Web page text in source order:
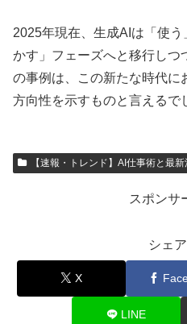
2025年現在、生成AIは「使
かす」フェーズへと移行しつ
の事例は、この新たな時代に
方向性を示すものと言えるで
【速報・トレンド】AI仕事術と最
スポンサ
シェ
X
LINE